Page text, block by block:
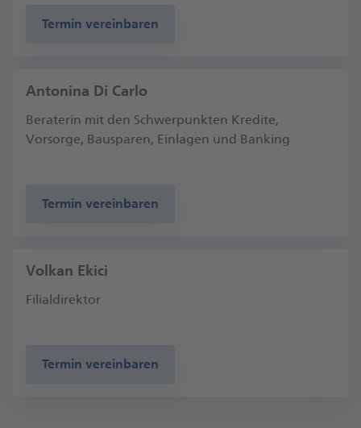
Termin vereinbaren
Antonina Di Carlo
Beraterin mit den Schwerpunkten Kredite,
Vorsorge, Bausparen, Einlagen und Banking
Termin vereinbaren
Volkan Ekici
Filialdirektor
Termin vereinbaren